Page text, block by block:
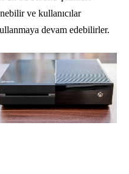
ve kullanıcılar
devam edebilirler.